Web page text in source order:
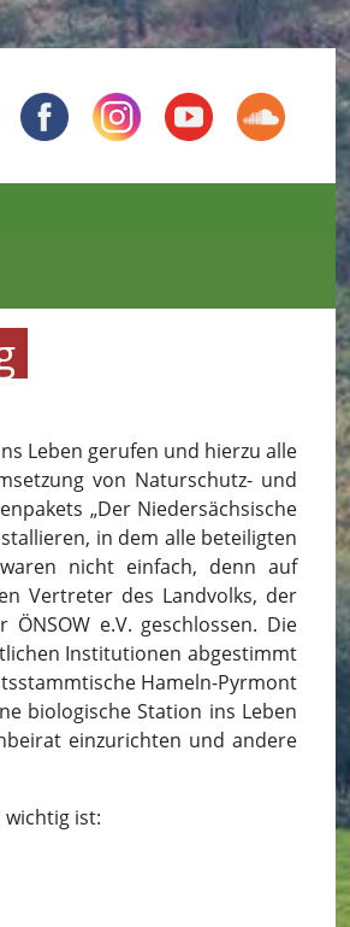
Leben gerufen und hierzu alle
von Naturschutz- und
„Der Niedersächsische
in dem alle beteiligten
nicht einfach, denn auf
Vertreter des Landvolks, der
e.V. geschlossen. Die
Institutionen abgestimmt
Hameln-Pyrmont
biologische Station ins Leben
einzurichten und andere
ist: